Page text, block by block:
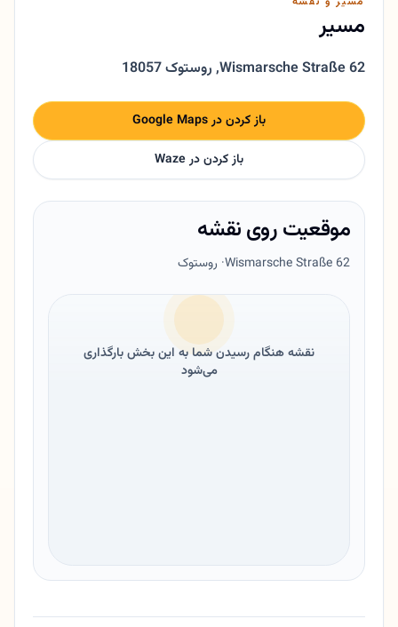
مسیر
Wismarsche Straße 62
, 18057 روستوک
باز کردن در Google Maps
باز کردن در Waze
موقعیت روی نقشه
Wismarsche Straße 62· روستوک
نقشه هنگام رسیدن شما به این بخش بارگذاری
می‌شود